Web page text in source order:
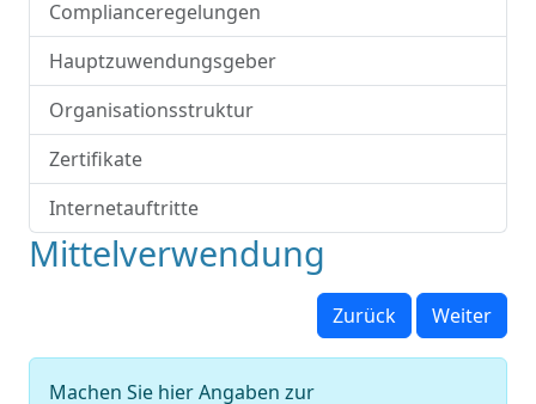
Complianceregelungen
Hauptzuwendungsgeber
Organisationsstruktur
Zertifikate
Internetauftritte
Mittelverwendung
Zurück Weiter
Machen Sie hier Angaben zur